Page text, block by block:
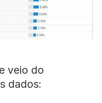
veio do
dados: